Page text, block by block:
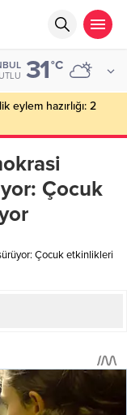
31°C
eylem hazırlığı: 2
Çocuk
Çocuk etkinlikleri